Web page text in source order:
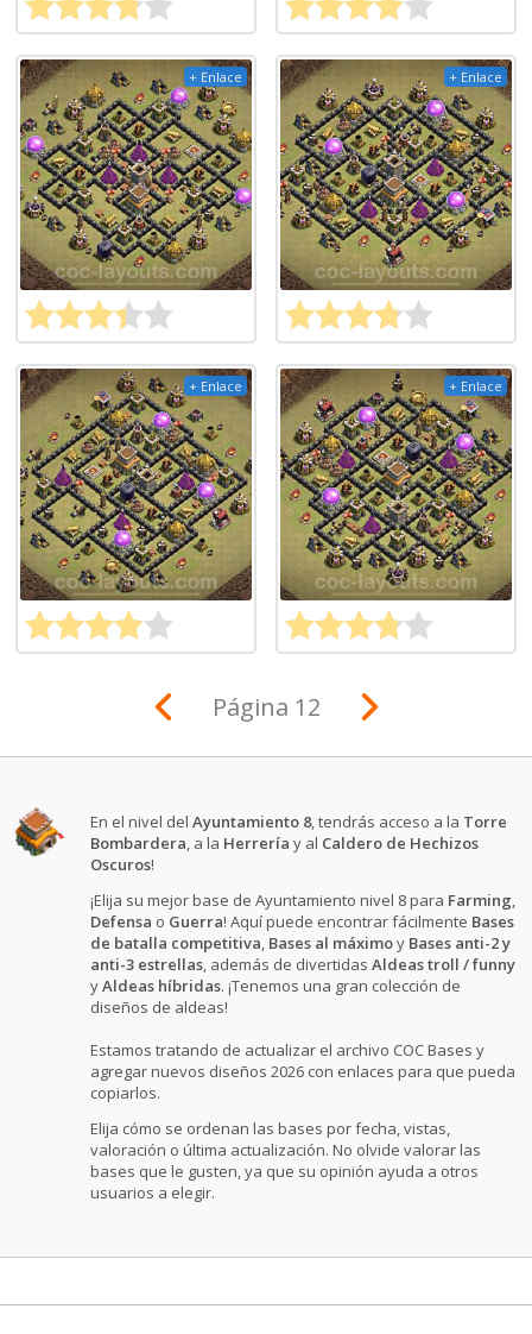
+ Enlace + Enlace
+ Enlace + Enlace
Página 12
En el nivel delAyuntamiento 8, tendrás acceso a la Torre
Bombardera, a la Herrería y al Caldero de Hechizos
Oscuros!
¡Elija su mejor base de Ayuntamiento nivel 8 para Farming,
Defensa o Guerra! Aquí puede encontrar fácilmente Bases
de batalla competitiva, Bases al máximoy Bases anti-2 y
anti-3 estrellas, además de divertidasAldeas troll / funny
yAldeas híbridas. ¡Tenemos una gran colección de
diseños de aldeas!
Estamos tratando de actualizar el archivo COC Bases y
agregar nuevos diseños 2026 con enlaces para que pueda
copiarlos.
Elija cómo se ordenan las bases por fecha, vistas,
valoración o última actualización. No olvide valorar las
bases que le gusten, ya que su opinión ayuda a otros
usuarios a elegir.